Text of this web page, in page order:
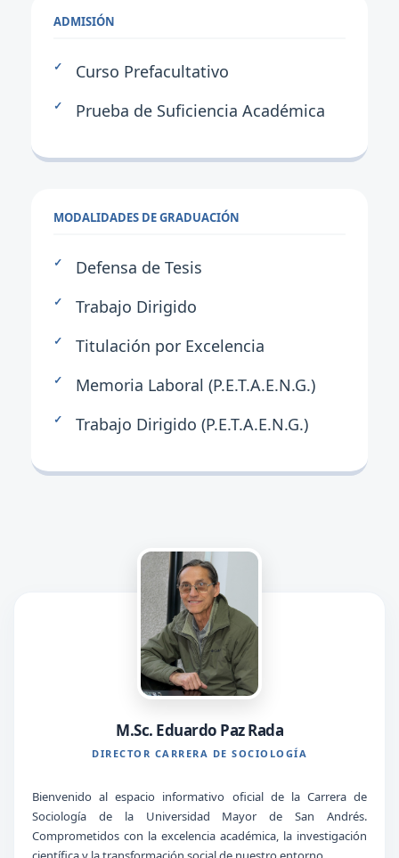
ADMISIÓN
Curso Prefacultativo
Prueba de Suficiencia Académica
MODALIDADES DE GRADUACIÓN
Defensa de Tesis
Trabajo Dirigido
Titulación por Excelencia
Memoria Laboral (P.E.T.A.E.N.G.)
Trabajo Dirigido (P.E.T.A.E.N.G.)
M.Sc. Eduardo Paz Rada
DIRECTOR CARRERA DE SOCIOLOGÍA
Bienvenido al espacio informativo oficial de la Carrera de
Sociología de la Universidad Mayor de San Andrés.
Comprometidos con la excelencia académica, la investigación